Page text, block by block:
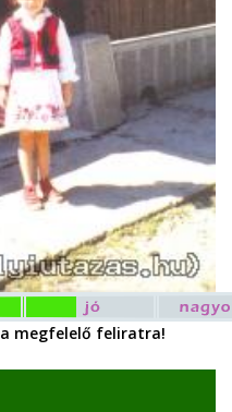
megfelelő feliratra!